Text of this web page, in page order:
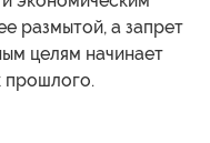
размытой, а запрет
целям начинает
прошлого.